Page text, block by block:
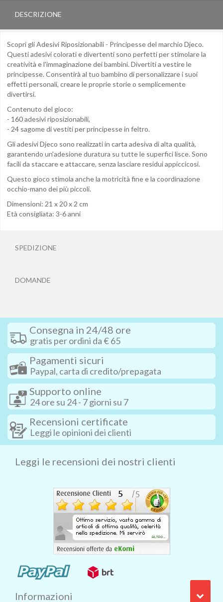
DESCRIZIONE
Scopri gli Adesivi Riposizionabili - Principesse del marchio Djeco.
Questi adesivi colorati e divertenti sono perfetti per stimolare la
creatività e l'immaginazione dei bambini. Divertiti a vestire le
principesse. Consentirà al tuo bambino di personalizzare i suoi
effetti personali, creare le proprie storie o semplicemente
divertirsi.
Contenuto del gioco:
- 160 adesivi riposizionabili,
- 24 sagome di vestiti per principesse in feltro.
Gli adesivi Djeco sono realizzati in carta adesiva di alta qualità,
garantendo un'adesione duratura su tutte le superfici lisce. Sono
facili da staccare e attaccare, senza lasciare residui appiccicosi.
Questo gioco stimola anche la motricità fine e la coordinazione
occhio-mano dei più piccoli.
Dimensioni: 21 x 20 x 2 cm
Età consigliata: 3-6 anni
SPEDIZIONE
DOMANDE
Consegna in 24/48 ore
gratis per ordini da € 65
Pagamenti sicuri
Paypal, carta di credito/prepagata
Supporto online
24 ore su 24 - 7 giorni su 7
Recensioni certificate
Leggi le opinioni dei clienti
Leggi le recensioni dei nostri clienti
Informazioni